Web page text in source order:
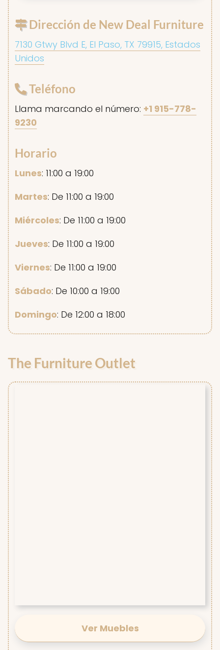
Dirección de New Deal Furniture
7130 Gtwy Blvd E, El Paso, TX 79915, Estados
Unidos
Teléfono
Llama marcando el número: +1 915-778-
9230
Horario
Lunes: 11:00 a 19:00
Martes: De 11:00 a 19:00
Miércoles: De 11:00 a 19:00
Jueves: De 11:00 a 19:00
Viernes: De 11:00 a 19:00
Sábado: De 10:00 a 19:00
Domingo: De 12:00 a 18:00
The Furniture Outlet
Ver Muebles